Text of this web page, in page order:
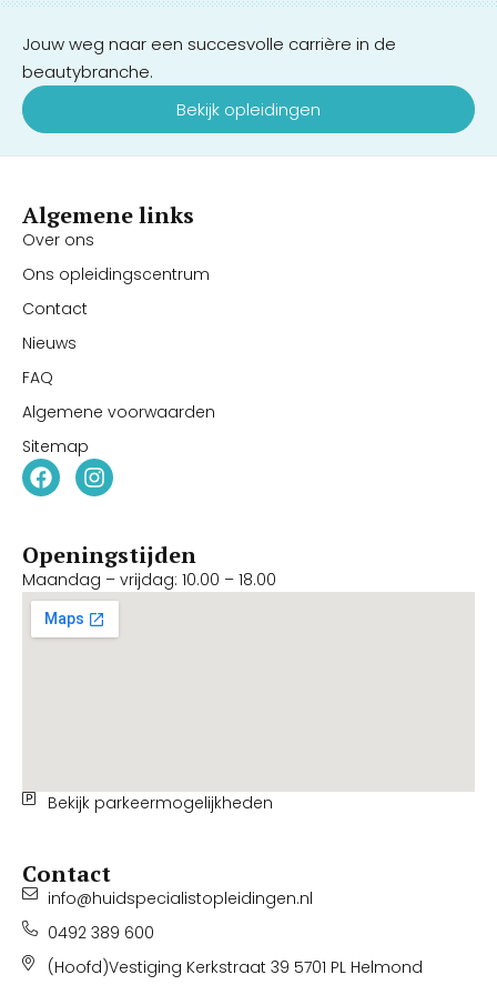
Jouw weg naar een succesvolle carrière in de
beautybranche.
Bekijk opleidingen
Algemene links
Over ons
Ons opleidingscentrum
Contact
Nieuws
FAQ
Algemene voorwaarden
Sitemap
Openingstijden
Maandag – vrijdag: 10.00 – 18.00
Bekijk parkeermogelijkheden
Contact
info@huidspecialistopleidingen.nl
0492 389 600
(Hoofd)Vestiging Kerkstraat 39 5701 PL Helmond